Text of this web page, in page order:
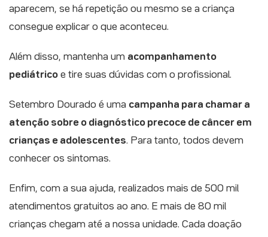
aparecem, se há repetição ou mesmo se a criança
consegue explicar o que aconteceu.
Além disso, mantenha um acompanhamento
pediátrico e tire suas dúvidas com o profissional.
Setembro Dourado é uma campanha para chamar a
atenção sobre o diagnóstico precoce de câncer em
crianças e adolescentes. Para tanto, todos devem
conhecer os sintomas.
Enfim, com a sua ajuda, realizados mais de 500 mil
atendimentos gratuitos ao ano. E mais de 80 mil
crianças chegam até a nossa unidade. Cada doação